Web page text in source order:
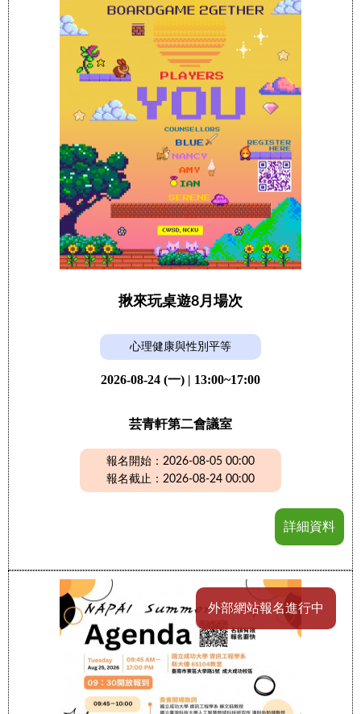
揪來玩桌遊8月場次
心理健康與性別平等
2026-08-24 (一) | 13:00~17:00
芸青軒第二會議室
報名開始：2026-08-05 00:00
報名截止：2026-08-24 00:00
詳細資料
外部網站報名進行中